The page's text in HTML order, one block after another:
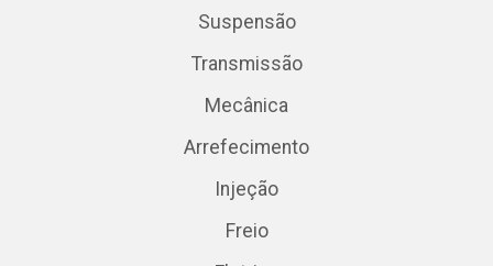
Suspensão
Transmissão
Mecânica
Arrefecimento
Injeção
Freio